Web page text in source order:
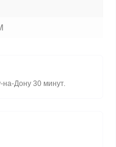
на-Дону 30 минут.